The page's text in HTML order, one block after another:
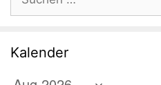
nach:
Kalender